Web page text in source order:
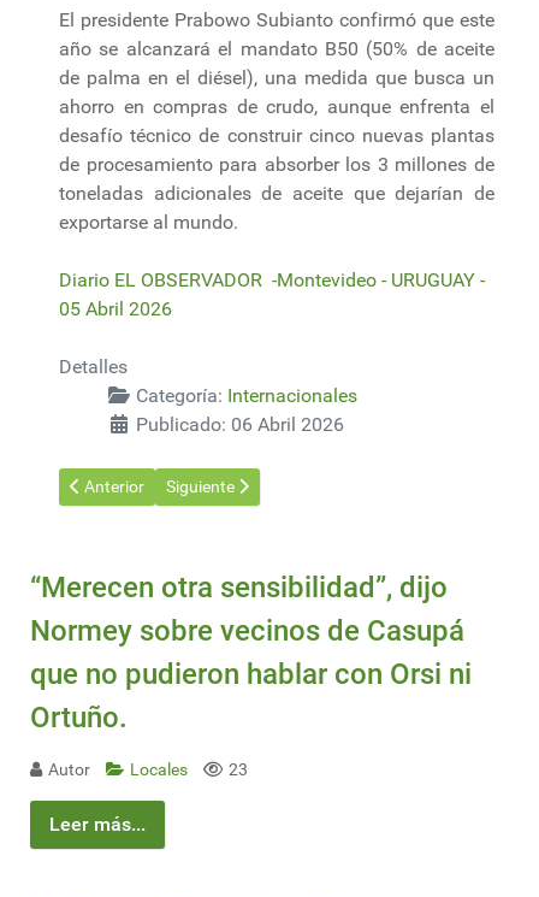
El presidente Prabowo Subianto confirmó que este
año se alcanzará el mandato B50 (50% de aceite
de palma en el diésel), una medida que busca un
ahorro en compras de crudo, aunque enfrenta el
desafío técnico de construir cinco nuevas plantas
de procesamiento para absorber los 3 millones de
toneladas adicionales de aceite que dejarían de
exportarse al mundo.
Diario EL OBSERVADOR -Montevideo - URUGUAY -
05 Abril 2026
Detalles
Categoría: Internacionales
Publicado: 06 Abril 2026
Artículo anterior: Utilizan lana de descarte como aislante
Anterior Artículo siguiente: Más de un millón de toneladas
Siguiente
“Merecen otra sensibilidad”, dijo
Normey sobre vecinos de Casupá
que no pudieron hablar con Orsi ni
Ortuño.
Autor Locales 23
Leer más...